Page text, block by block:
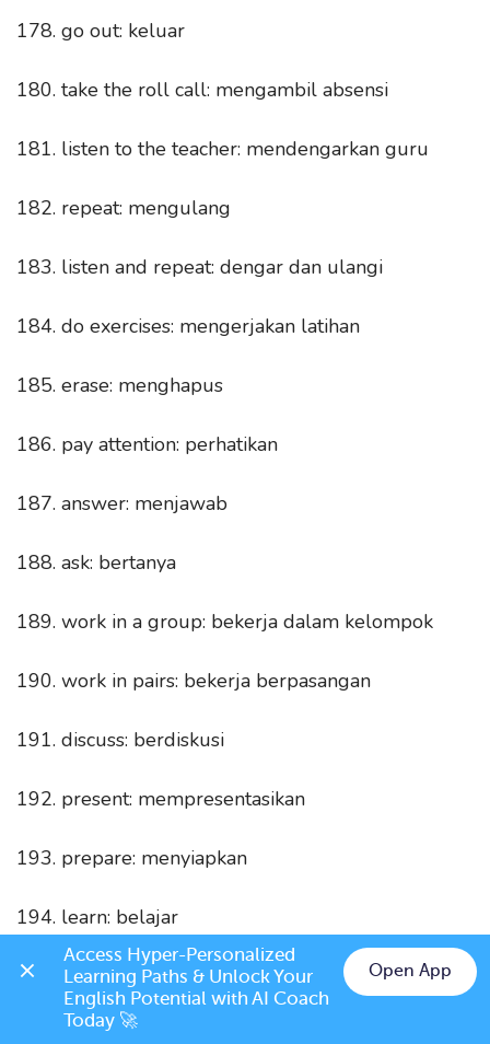
178. go out: keluar
180. take the roll call: mengambil absensi
181. listen to the teacher: mendengarkan guru
182. repeat: mengulang
183. listen and repeat: dengar dan ulangi
184. do exercises: mengerjakan latihan
185. erase: menghapus
186. pay attention: perhatikan
187. answer: menjawab
188. ask: bertanya
189. work in a group: bekerja dalam kelompok
190. work in pairs: bekerja berpasangan
191. discuss: berdiskusi
192. present: mempresentasikan
193. prepare: menyiapkan
194. learn: belajar
195. study: belajar/ meneliti
196. review: tinjauan/ meninjau
Access Hyper-Personalized
Learning Paths & Unlock Your
English Potential with AI Coach
Today 🚀
Open App